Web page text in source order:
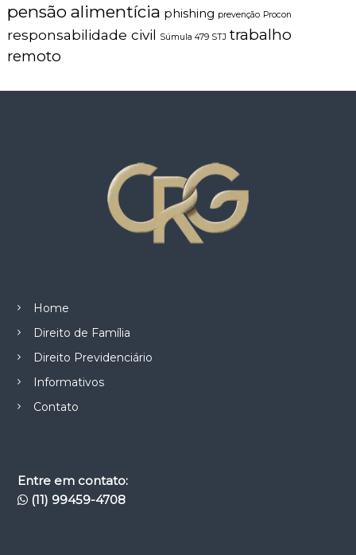
pensão alimentícia phishing prevenção Procon
responsabilidade civil Súmula 479 STJ trabalho
remoto
Home
Direito de Família
Direito Previdenciário
Informativos
Contato
Entre em contato:
(11) 99459-4708